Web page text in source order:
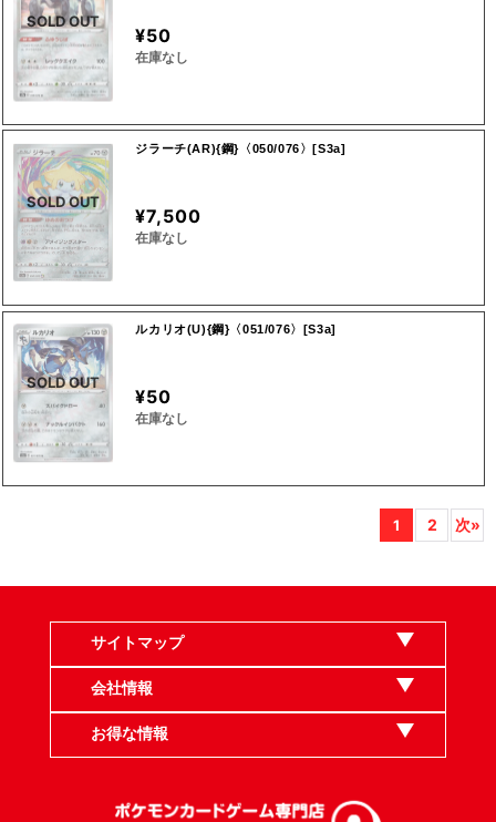
SOLD OUT
¥50
在庫なし
SOLD OUT
ジラーチ(AR){鋼}〈050/076〉[S3a]
¥7,500
在庫なし
SOLD OUT
ルカリオ(U){鋼}〈051/076〉[S3a]
¥50
在庫なし
1 2 次»
サイトマップ
会社情報
お得な情報